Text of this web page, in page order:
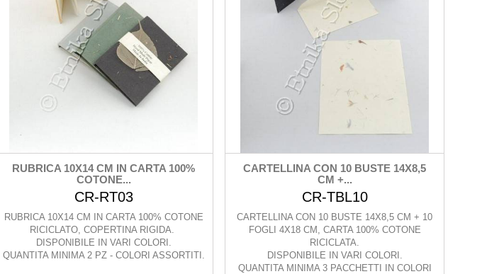
RUBRICA 10X14 CM IN CARTA 100%
COTONE...
CR-RT03
RUBRICA 10X14 CM IN CARTA 100% COTONE
RICICLATO, COPERTINA RIGIDA.
DISPONIBILE IN VARI COLORI.
QUANTITA MINIMA 2 PZ - COLORI ASSORTITI.
CARTELLINA CON 10 BUSTE 14X8,5
CM +...
CR-TBL10
CARTELLINA CON 10 BUSTE 14X8,5 CM + 10
FOGLI 4X18 CM, CARTA 100% COTONE
RICICLATA.
DISPONIBILE IN VARI COLORI.
QUANTITA MINIMA 3 PACCHETTI IN COLORI